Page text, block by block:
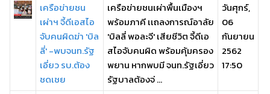
เครือข่ายชน
เผ่าฯ จี้ดีเอสไอ
จับคนผิดฆ่า 'บิล
ลี่' -พบจนท.รัฐ
เอี่ยว รบ.ต้อง
ชดเชย
เครือข่ายชนเผ่าพื้นเมืองฯ
พร้อมภาคี เเถลงการณ์อาลัย
'บิลลี่ พอละจี' เสียชีวิต จี้ดีเอ
สไอจับคนผิด พร้อมคุ้มครอง
พยาน หากพบมี จนท.รัฐเอี่ยว
รัฐบาลต้องจ่ ...
วันศุกร์,
06
กันยายน
2562
17:50